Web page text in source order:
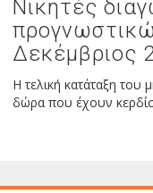
Νικητές
Δεκέμβριος
Η τελική κατάταξη του
δώρα που έχουν